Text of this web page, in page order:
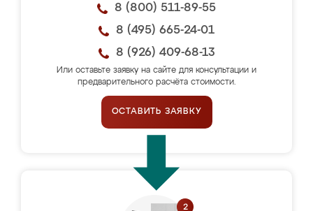
8 (800) 511-89-55
8 (495) 665-24-01
8 (926) 409-68-13
Или оставьте заявку на сайте для консультации и
предварительного расчёта стоимости.
ОСТАВИТЬ ЗАЯВКУ